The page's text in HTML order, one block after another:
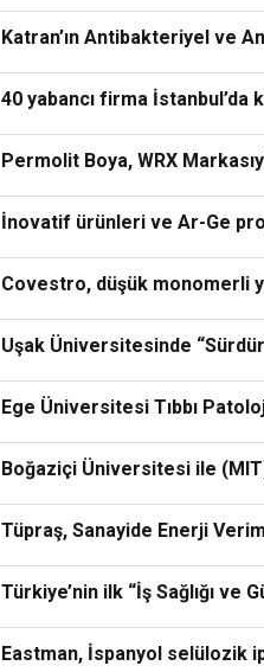
Katran’ın Antibakteriyel ve
40 yabancı firma
Permolit Boya, WRX
İnovatif ürünleri ve Ar-Ge
Covestro, düşük monomerli
Uşak Üniversitesinde
Ege Üniversitesi Tıbbı
Boğaziçi Üniversitesi ile
Tüpraş, Sanayide Enerji
Türkiye’nin ilk “İş Sağlığı ve
Eastman, İspanyol selülozik